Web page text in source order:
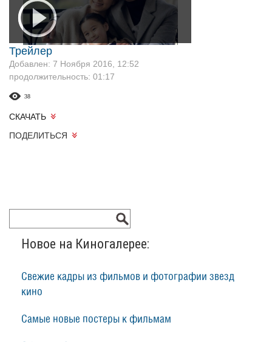
Трейлер
Добавлен: 7 Ноября 2016, 12:52
продолжительность: 01:17
38
СКАЧАТЬ
ПОДЕЛИТЬСЯ
Новое на Киногалерее:
Свежие кадры из фильмов и фотографии звезд
кино
Самые новые постеры к фильмам